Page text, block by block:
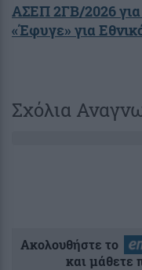
ΑΣΕΠ 2ΓΒ/2026 για
«Έφυγε» για
Σχόλια
Ακολουθήστε το
και μάθετε